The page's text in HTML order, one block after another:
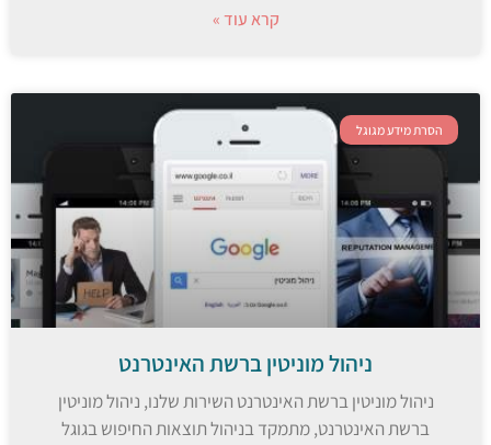
קרא עוד »
הסרת מידע מגוגל
ניהול מוניטין ברשת האינטרנט
ניהול מוניטין ברשת האינטרנט השירות שלנו, ניהול מוניטין
ברשת האינטרנט, מתמקד בניהול תוצאות החיפוש בגוגל